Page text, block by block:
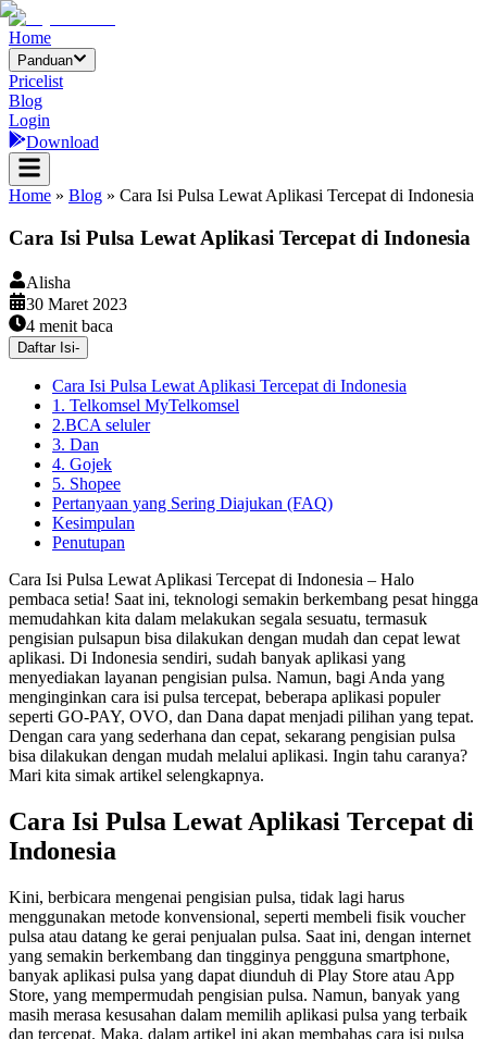
Home
Panduan
Pricelist
Blog
Login
Download
Home » Blog » Cara Isi Pulsa Lewat Aplikasi Tercepat di Indonesia
Cara Isi Pulsa Lewat Aplikasi Tercepat di Indonesia
Alisha
30 Maret 2023
4 menit baca
Daftar Isi-
Cara Isi Pulsa Lewat Aplikasi Tercepat di Indonesia
1. Telkomsel MyTelkomsel
2.BCA seluler
3. Dan
4. Gojek
5. Shopee
Pertanyaan yang Sering Diajukan (FAQ)
Kesimpulan
Penutupan
Cara Isi Pulsa Lewat Aplikasi Tercepat di Indonesia – Halo
pembaca setia! Saat ini, teknologi semakin berkembang pesat hingga
memudahkan kita dalam melakukan segala sesuatu, termasuk
pengisian pulsapun bisa dilakukan dengan mudah dan cepat lewat
aplikasi. Di Indonesia sendiri, sudah banyak aplikasi yang
menyediakan layanan pengisian pulsa. Namun, bagi Anda yang
menginginkan cara isi pulsa tercepat, beberapa aplikasi populer
seperti GO-PAY, OVO, dan Dana dapat menjadi pilihan yang tepat.
Dengan cara yang sederhana dan cepat, sekarang pengisian pulsa
bisa dilakukan dengan mudah melalui aplikasi. Ingin tahu caranya?
Mari kita simak artikel selengkapnya.
Cara Isi Pulsa Lewat Aplikasi Tercepat di
Indonesia
Kini, berbicara mengenai pengisian pulsa, tidak lagi harus
menggunakan metode konvensional, seperti membeli fisik voucher
pulsa atau datang ke gerai penjualan pulsa. Saat ini, dengan internet
yang semakin berkembang dan tingginya pengguna smartphone,
banyak aplikasi pulsa yang dapat diunduh di Play Store atau App
Store, yang mempermudah pengisian pulsa. Namun, banyak yang
masih merasa kesusahan dalam memilih aplikasi pulsa yang terbaik
dan tercepat. Maka, dalam artikel ini akan membahas cara isi pulsa